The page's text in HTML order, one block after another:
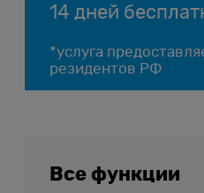
14 дней
*услуга
резидентов РФ
Все функции